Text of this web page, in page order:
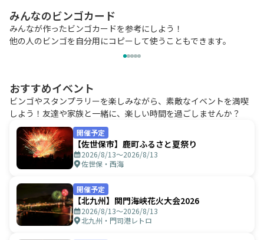
みんなのビンゴカード
みんなが作ったビンゴカードを参考にしよう！
他の人のビンゴを自分用にコピーして使うこともできます。
おすすめイベント
ビンゴやスタンプラリーを楽しみながら、素敵なイベントを満喫
しよう！友達や家族と一緒に、楽しい時間を過ごしませんか？
開催予定
【佐世保市】鹿町ふるさと夏祭り
2026/8/13〜2026/8/13
佐世保・西海
開催予定
【北九州】関門海峡花火大会2026
2026/8/13〜2026/8/13
北九州・門司港レトロ